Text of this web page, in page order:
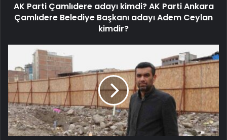
AK Parti Çamlıdere adayı kimdi? AK Parti Ankara
Çamlıdere Belediye Başkanı adayı Adem Ceylan
kimdir?